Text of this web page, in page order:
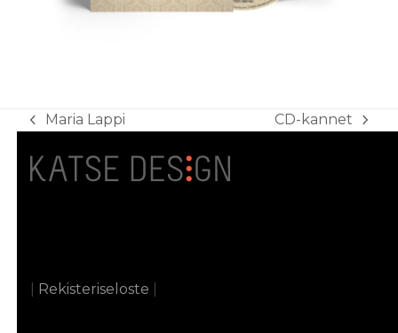
previous
Maria Lappi
next
CD-kannet
Rekisteriseloste